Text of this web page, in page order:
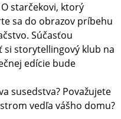
starčekovi, ktorý
sa do obrazov príbehu
Súčasťou
storytellingový klub na
edície bude
susedstva? Považujete
vedľa vášho domu?